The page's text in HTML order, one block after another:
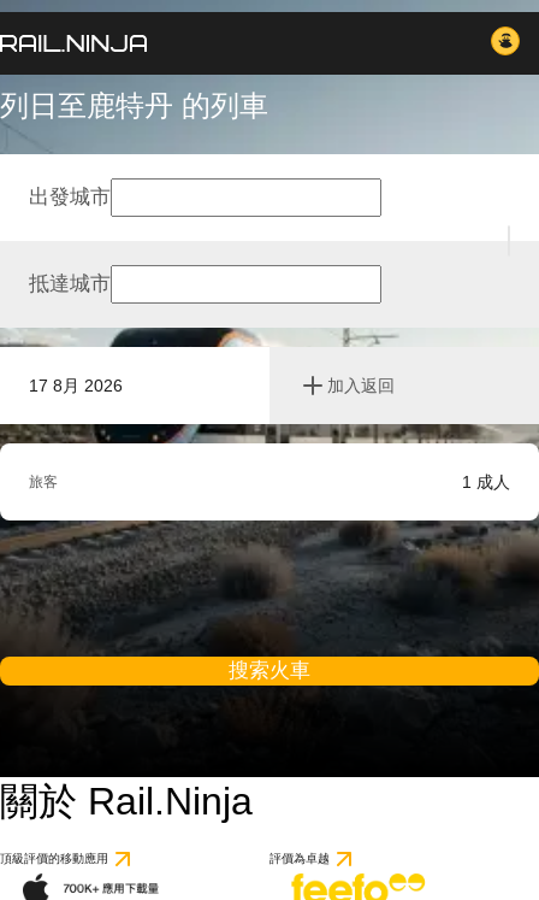
列日至鹿特丹 的列車
17 8月 2026 加入返回
出發城市
抵達城市
旅客 1 成人
搜索火車
關於 Rail.Ninja
頂級評價的移動應用 評價為卓越